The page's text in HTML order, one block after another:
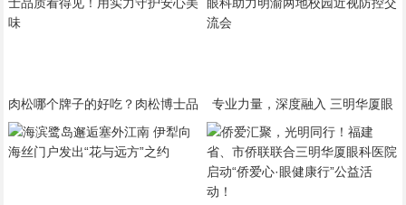
肉松哪个牌子的好吃？肉松博士品
质看得见！用实力守护安心美味
专业力量，深度融入 三明华厦眼
科助力明渝两地校园近视防控交流
会